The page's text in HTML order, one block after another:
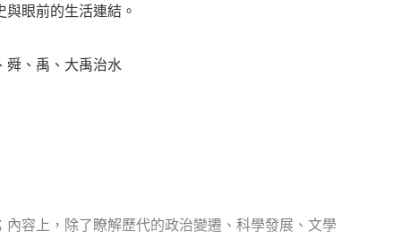
眼前的生活連結。
舜、禹、大禹治水
容上，除了瞭解歷代的政治變遷、科學發展、文學